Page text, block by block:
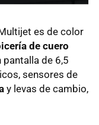
es de color
de cuero
de 6,5
sensores de
y levas de cambio,